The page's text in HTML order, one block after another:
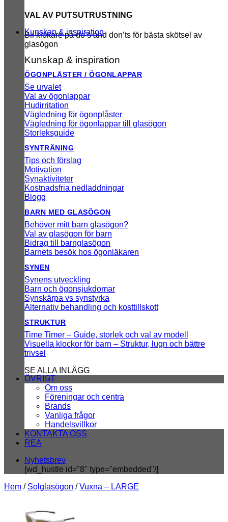
VAL AV PUTSUTRUSTNING
Bli klokare på do’s and don’ts för bästa skötsel av
glasögon
Kunskap & inspiration
Kunskap & inspiration
ÖGONPLÅSTER / ÖGONLAPPAR
Se urvalet
Val av ögonlappar
Hudirritation
Vägledning för ögonplåster
Vägledning för ögonlappar till glasögon
Storleksguide
SYNTRÄNING
Tips och förslag
Motivation
Synaktiviteter
Kostnadsfria nedladdningar
Blogg
BARN MED GLASÖGON
Behöver mitt barn glasögon?
Val av glasögon för barn
Bidrag till barnglasögon
Barnets besök hos ögonläkaren
SYNEN
Synens utveckling
Barn och ögonsjukdomar
Synskärpa vs synstyrka
Alternativ behandling och kosttillskott
STRUKTUR
Time Timer – Guide, storlek och val av modell
Visuella klockor för barn – Struktur, lugn och bättre
trivsel
SE ALLA INLÄGG
ÖVRIGT
Om oss
Föreningar och centra
Brands
Vanliga frågor
Handelsvillkor
KONTAKTA OSS
REA
Nyhetsbrev
[wd_hustle id="8" type="embedded"/]
Hem / Solglasögon / Vuxna – LARGE